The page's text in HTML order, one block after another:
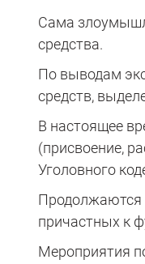
Сама
средства.
По выводам
средств,
В настоящее
(присвоение,
Уголовного
Продолжаются
причастных к
Мероприятия